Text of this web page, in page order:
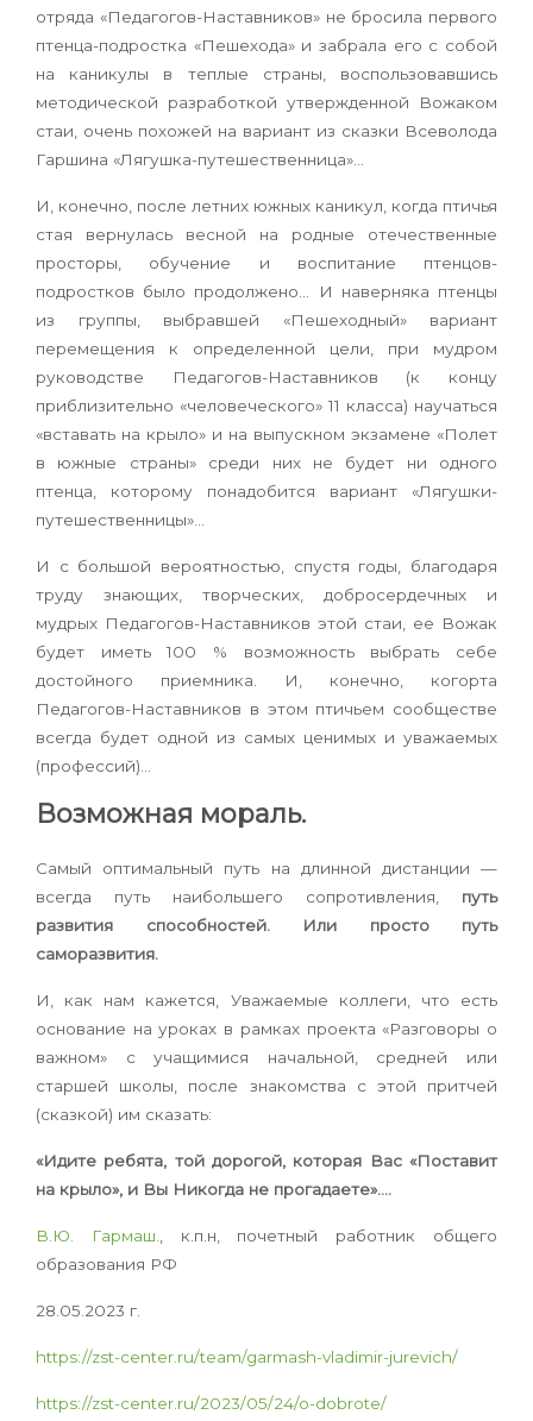
отряда «Педагогов-Наставников» не бросила первого
птенца-подростка «Пешехода» и забрала его с собой
на каникулы в теплые страны, воспользовавшись
методической разработкой утвержденной Вожаком
стаи, очень похожей на вариант из сказки Всеволода
Гаршина «Лягушка-путешественница»…
И, конечно, после летних южных каникул, когда птичья
стая вернулась весной на родные отечественные
просторы, обучение и воспитание птенцов-
подростков было продолжено… И наверняка птенцы
из группы, выбравшей «Пешеходный» вариант
перемещения к определенной цели, при мудром
руководстве Педагогов-Наставников (к концу
приблизительно «человеческого» 11 класса) научаться
«вставать на крыло» и на выпускном экзамене «Полет
в южные страны» среди них не будет ни одного
птенца, которому понадобится вариант «Лягушки-
путешественницы»…
И с большой вероятностью, спустя годы, благодаря
труду знающих, творческих, добросердечных и
мудрых Педагогов-Наставников этой стаи, ее Вожак
будет иметь 100 % возможность выбрать себе
достойного приемника. И, конечно, когорта
Педагогов-Наставников в этом птичьем сообществе
всегда будет одной из самых ценимых и уважаемых
(профессий)…
Возможная мораль.
Самый оптимальный путь на длинной дистанции —
всегда путь наибольшего сопротивления, путь
развития способностей.
Или просто путь
саморазвития.
И, как нам кажется, Уважаемые коллеги, что есть
основание на уроках в рамках проекта «Разговоры о
важном» с учащимися начальной, средней или
старшей школы, после знакомства с этой притчей
(сказкой) им сказать:
«Идите ребята, той дорогой, которая Вас «Поставит
на крыло», и Вы Никогда не прогадаете»….
В.Ю. Гармаш., к.п.н, почетный работник общего
образования РФ
28.05.2023 г.
https://zst-center.ru/team/garmash-vladimir-jurevich/
https://zst-center.ru/2023/05/24/o-dobrote/